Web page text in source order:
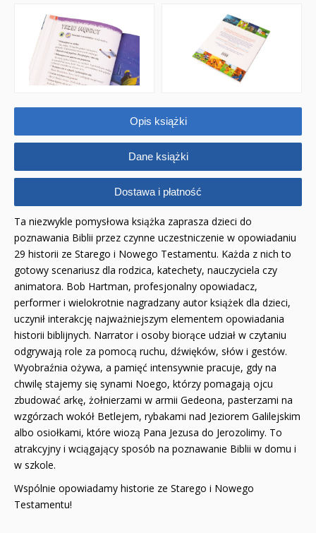
Książki religijne dla dzieci
Komiksy
Pomoce dydaktyczne
Puzzle
Promocje
QUIZY I ŁAMIGŁÓWKI NA WAKACJE -35%
PROMOCJA ZESTAWY STARTOWE KAKADU
WYPRZEDAŻ
RELIGIJNE
PORADNIKI
DLA DZIECI
Opis książki
Dane książki
Dostawa i płatność
Ta niezwykle pomysłowa książka zaprasza dzieci do
poznawania Biblii przez czynne uczestniczenie w opowiadaniu
29 historii ze Starego i Nowego Testamentu. Każda z nich to
gotowy scenariusz dla rodzica, katechety, nauczyciela czy
animatora. Bob Hartman, profesjonalny opowiadacz,
performer i wielokrotnie nagradzany autor książek dla dzieci,
uczynił interakcję najważniejszym elementem opowiadania
historii biblijnych. Narrator i osoby biorące udział w czytaniu
odgrywają role za pomocą ruchu, dźwięków, słów i gestów.
Wyobraźnia ożywa, a pamięć intensywnie pracuje, gdy na
chwilę stajemy się synami Noego, którzy pomagają ojcu
zbudować arkę, żołnierzami w armii Gedeona, pasterzami na
wzgórzach wokół Betlejem, rybakami nad Jeziorem Galilejskim
albo osiołkami, które wiozą Pana Jezusa do Jerozolimy. To
atrakcyjny i wciągający sposób na poznawanie Biblii w domu i
w szkole.
Wspólnie opowiadamy historie ze Starego i Nowego
Testamentu!